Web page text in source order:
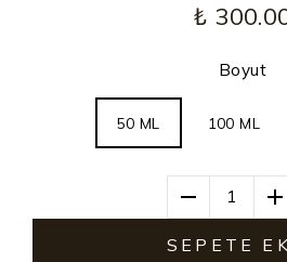
₺
Boyut
50 ML 100 ML
1
SEPETE